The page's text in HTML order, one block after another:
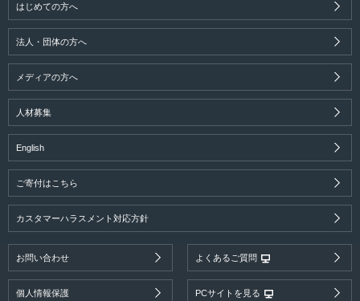
はじめての方へ
法人・団体の方へ
メディアの方へ
人材募集
English
ご寄付はこちら
カスタマーハラスメント対応方針
お問い合わせ よくあるご質問
個人情報保護 PCサイトを見る